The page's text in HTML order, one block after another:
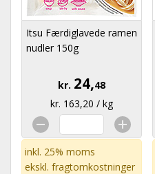
Itsu Færdiglavede ramen
nudler 150g
kr. 24,48
kr. 163,20 / kg
inkl. 25% moms
ekskl. fragtomkostninger